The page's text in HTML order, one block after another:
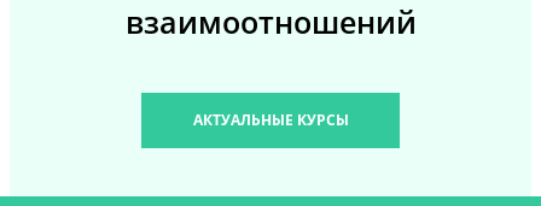
взаимоотношений
АКТУАЛЬНЫЕ КУРСЫ